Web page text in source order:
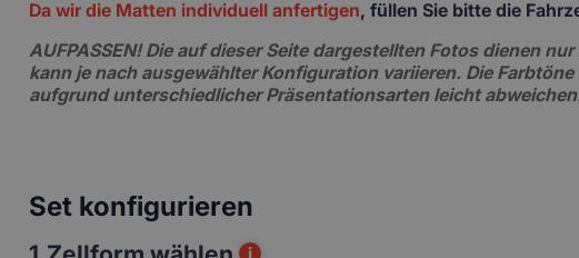
Da wir die Matten individuell anfertigen, füllen Sie bitte die
AUFPASSEN!Die auf dieser Seite dargestellten Fotos dienen
kann je nach ausgewählter Konfiguration variieren. Die
aufgrund unterschiedlicher Präsentationsarten leicht
Set konfigurieren
i